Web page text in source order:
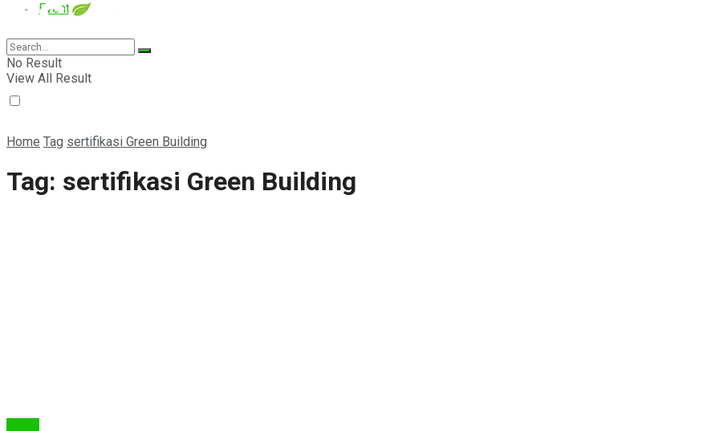
Event
E-Magazine
No Result
View All Result
Home Tag sertifikasi Green Building
Tag: sertifikasi Green Building